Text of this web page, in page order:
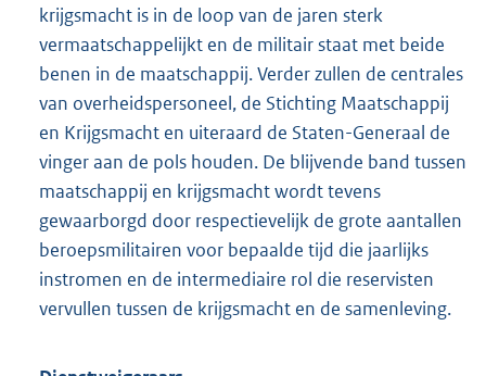
krijgsmacht is in de loop van de jaren sterk
vermaatschappelijkt en de militair staat met beide
benen in de maatschappij. Verder zullen de centrales
van overheidspersoneel, de Stichting Maatschappij
en Krijgsmacht en uiteraard de Staten-Generaal de
vinger aan de pols houden. De blijvende band tussen
maatschappij en krijgsmacht wordt tevens
gewaarborgd door respectievelijk de grote aantallen
beroepsmilitairen voor bepaalde tijd die jaarlijks
instromen en de intermediaire rol die reservisten
vervullen tussen de krijgsmacht en de samenleving.